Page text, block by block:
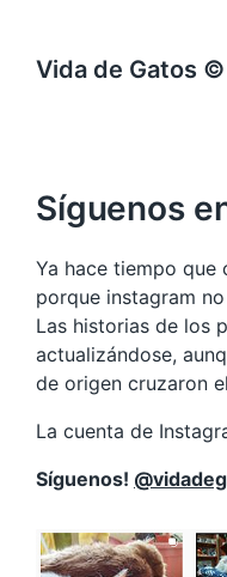
Vida de Gatos
Síguenos
Ya hace tiempo que
porque instagram
Las historias de los
actualizándose,
de origen cruzaron
La cuenta de
Síguenos!